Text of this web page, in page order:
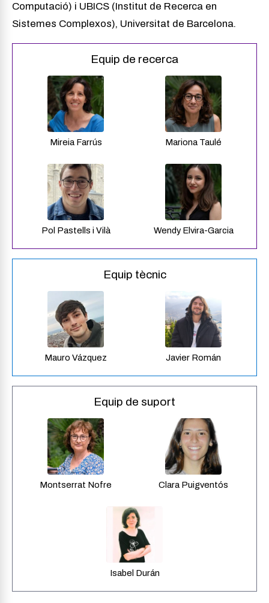
Computació) i UBICS (Institut de Recerca en
Sistemes Complexos), Universitat de Barcelona.
Equip de recerca
Mireia Farrús Mariona Taulé
Pol Pastells i Vilà Wendy Elvira-Garcia
Equip tècnic
Mauro Vázquez Javier Román
Equip de suport
Montserrat Nofre Clara Puigventós
Isabel Durán